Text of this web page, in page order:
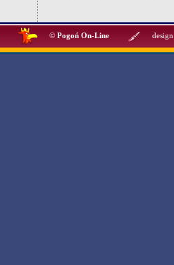
© Pogoń On-Line